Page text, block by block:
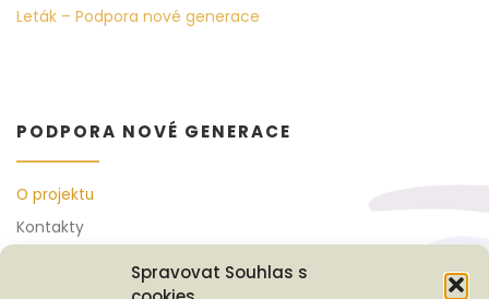
Spravovat Souhlas s
Leták – Podpora nové generace
PODPORA NOVÉ GENERACE
O projektu
Kontakty